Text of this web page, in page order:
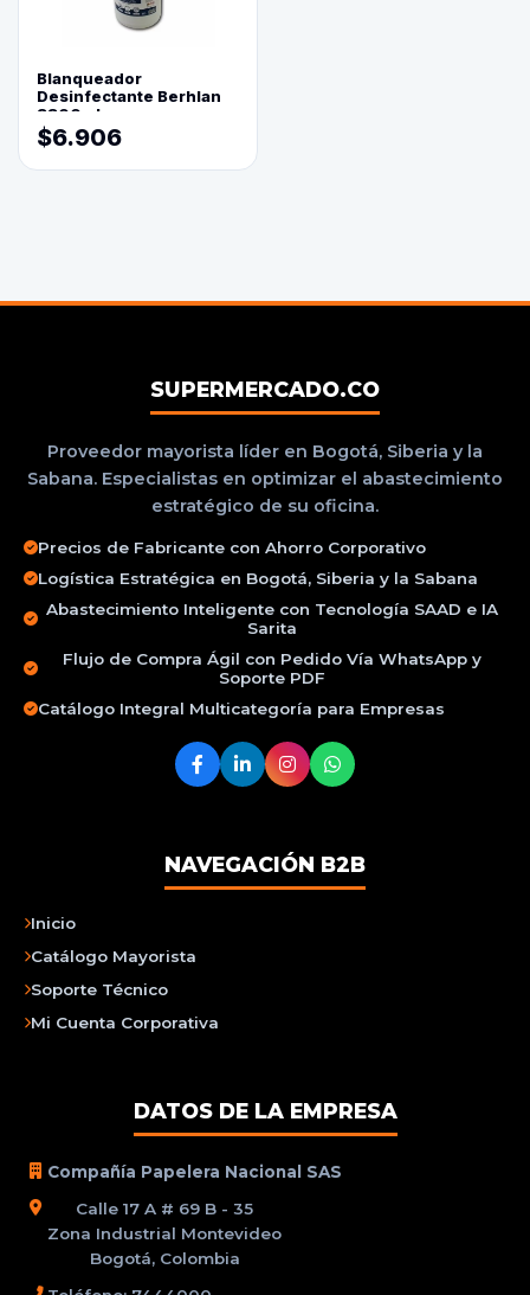
Blanqueador
Desinfectante Berhlan
3800ml
$6.906
SUPERMERCADO.CO
Proveedor mayorista líder en Bogotá, Siberia y la
Sabana. Especialistas en optimizar el abastecimiento
estratégico de su oficina.
Precios de Fabricante con Ahorro Corporativo
Logística Estratégica en Bogotá, Siberia y la Sabana
Abastecimiento Inteligente con Tecnología SAAD e IA
Sarita
Flujo de Compra Ágil con Pedido Vía WhatsApp y
Soporte PDF
Catálogo Integral Multicategoría para Empresas
NAVEGACIÓN B2B
Inicio
Catálogo Mayorista
Soporte Técnico
Mi Cuenta Corporativa
DATOS DE LA EMPRESA
Compañía Papelera Nacional SAS
Calle 17 A # 69 B - 35
Zona Industrial Montevideo
Bogotá, Colombia